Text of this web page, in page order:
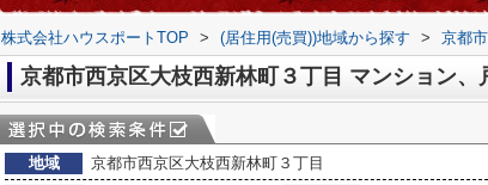
株式会社ハウスポートTOP > (居住用(売買))地域から探す > 京都
京都市西京区大枝西新林町３丁目 マンション、
地域
京都市西京区大枝西新林町３丁目